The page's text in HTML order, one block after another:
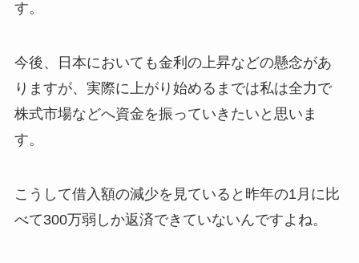
す。
今後、日本においても金利の上昇などの懸念があ
りますが、実際に上がり始めるまでは私は全力で
株式市場などへ資金を振っていきたいと思いま
す。
こうして借入額の減少を見ていると昨年の1月に比
べて300万弱しか返済できていないんですよね。